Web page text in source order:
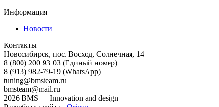
Информация
Новости
Контакты
Новосибирск, пос. Восход, Солнечная, 14
8 (800) 200-93-03 (Единый номер)
8 (913) 982-79-19 (WhatsApp)
tuning@bmsteam.ru
bmsteam@mail.ru
2026 BMS — Innovation and design